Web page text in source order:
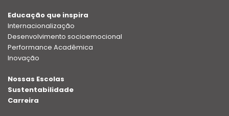
Educação que inspira
Internacionalização
Desenvolvimento socioemocional
Performance Acadêmica
Inovação
Nossas Escolas
Sustentabilidade
Carreira